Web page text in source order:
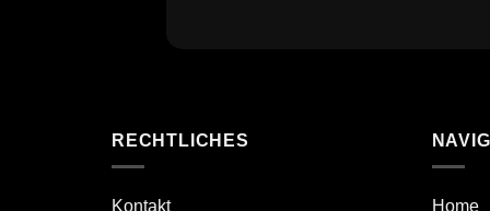
RECHTLICHES
Kontakt Home